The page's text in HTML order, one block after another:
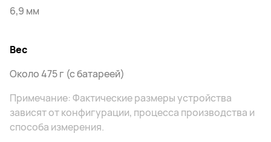
6,9 мм
Вес
Около 475 г (с батареей)
Примечание: Фактические размеры устройства
зависят от конфигурации, процесса производства и
способа измерения.